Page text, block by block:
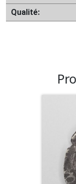
Qualité: